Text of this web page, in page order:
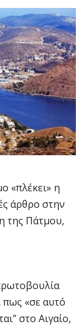
«πλέκει» η
άρθρο στην
της Πάτμου,
πως «σε αυτό
στο Αιγαίο,